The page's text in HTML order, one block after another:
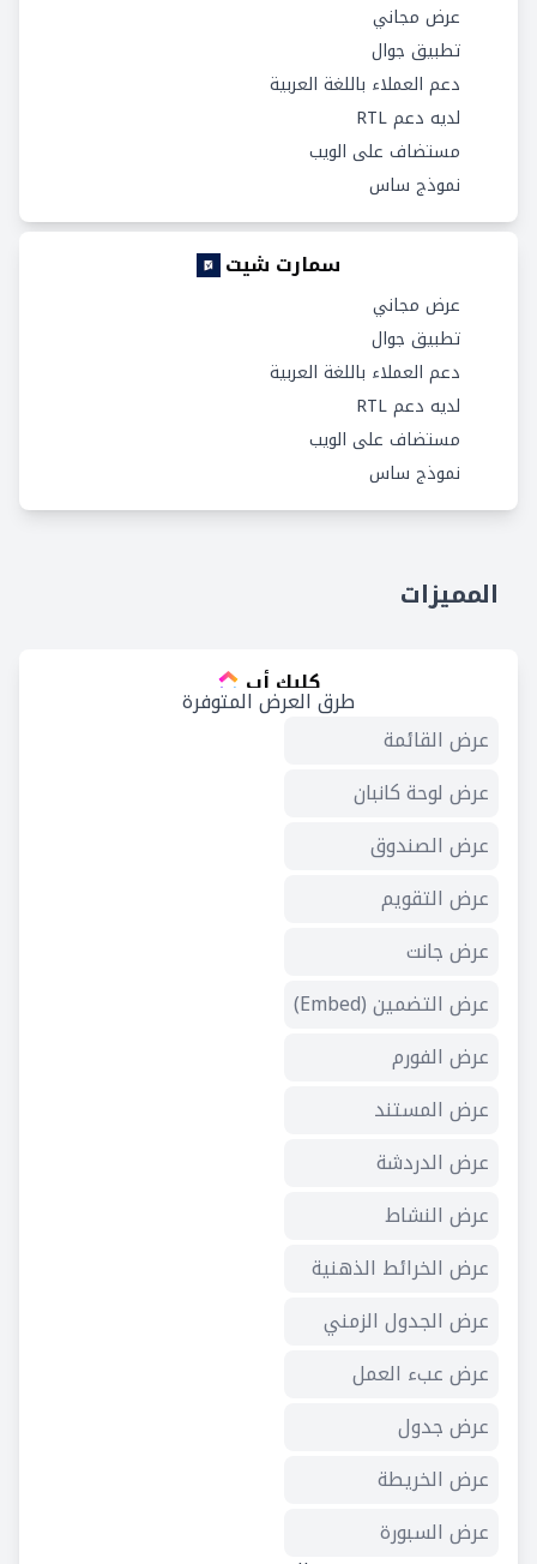
عرض مجاني
تطبيق جوال
دعم العملاء باللغة العربية
لديه دعم RTL
مستضاف على الويب
نموذج ساس
سمارت شيت
عرض مجاني
تطبيق جوال
دعم العملاء باللغة العربية
لديه دعم RTL
مستضاف على الويب
نموذج ساس
المميزات
كليك أب
طرق العرض المتوفرة
عرض القائمة
عرض لوحة كانبان
عرض الصندوق
عرض التقويم
عرض جانت
عرض التضمين (Embed)
عرض الفورم
عرض المستند
عرض الدردشة
عرض النشاط
عرض الخرائط الذهنية
عرض الجدول الزمني
عرض عبء العمل
عرض جدول
عرض الخريطة
عرض السبورة